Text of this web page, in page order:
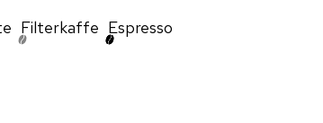
Filterkaffe Espresso